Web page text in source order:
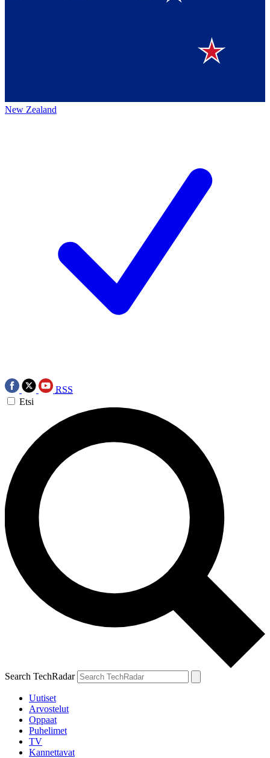
New Zealand
RSS
Etsi
Search TechRadar
Uutiset
Arvostelut
Oppaat
Puhelimet
TV
Kannettavat